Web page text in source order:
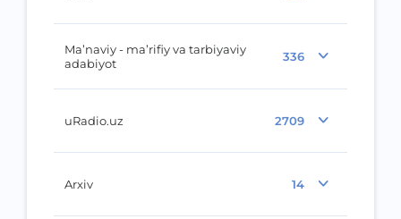
Ma’naviy - ma’rifiy va tarbiyaviy
adabiyot
336
uRadio.uz 2709
Arxiv 14